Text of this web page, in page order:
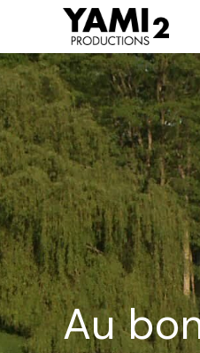
contenu
Au